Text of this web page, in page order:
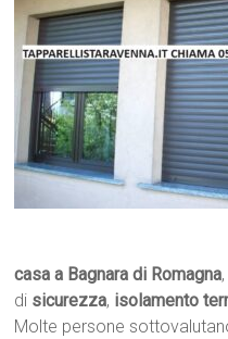
casa a Bagnara di Romagna
di sicurezza, isolamento
Molte persone